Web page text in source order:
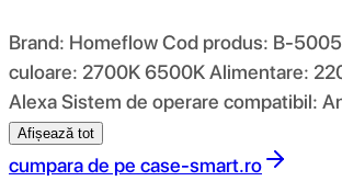
Brand: Homeflow Cod produs: B-
culoare: 2700K 6500K Alimentare:
Alexa Sistem de operare compatibil:
Afișează tot
cumpara de pe case-smart.ro